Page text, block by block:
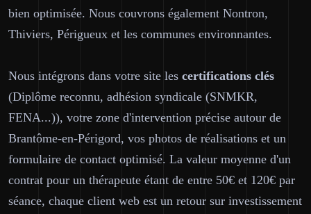
bien optimisée. Nous couvrons également Nontron,
Thiviers, Périgueux et les communes environnantes.
Nous intégrons dans votre site les certifications clés
(Diplôme reconnu, adhésion syndicale (SNMKR,
FENA...)), votre zone d'intervention précise autour de
Brantôme-en-Périgord, vos photos de réalisations et un
formulaire de contact optimisé. La valeur moyenne d'un
contrat pour un thérapeute étant de entre 50€ et 120€ par
séance, chaque client web est un retour sur investissement